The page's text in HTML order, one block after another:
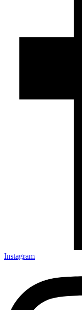
Instagram